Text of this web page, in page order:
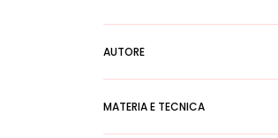
AUTORE
MATERIA E TECNICA